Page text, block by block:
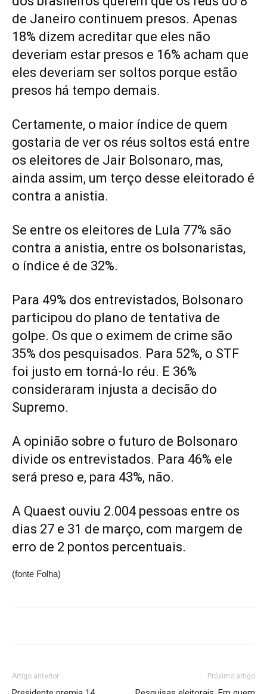
de Janeiro continuem presos. Apenas
18% dizem acreditar que eles não
deveriam estar presos e 16% acham que
eles deveriam ser soltos porque estão
presos há tempo demais.
Certamente, o maior índice de quem
gostaria de ver os réus soltos está entre
os eleitores de Jair Bolsonaro, mas,
ainda assim, um terço desse eleitorado é
contra a anistia.
Se entre os eleitores de Lula 77% são
contra a anistia, entre os bolsonaristas,
o índice é de 32%.
Para 49% dos entrevistados, Bolsonaro
participou do plano de tentativa de
golpe. Os que o eximem de crime são
35% dos pesquisados. Para 52%, o STF
foi justo em torná-lo réu. E 36%
consideraram injusta a decisão do
Supremo.
A opinião sobre o futuro de Bolsonaro
divide os entrevistados. Para 46% ele
será preso e, para 43%, não.
A Quaest ouviu 2.004 pessoas entre os
dias 27 e 31 de março, com margem de
erro de 2 pontos percentuais.
(fonte Folha)
Artigo anterior Próximo artigo